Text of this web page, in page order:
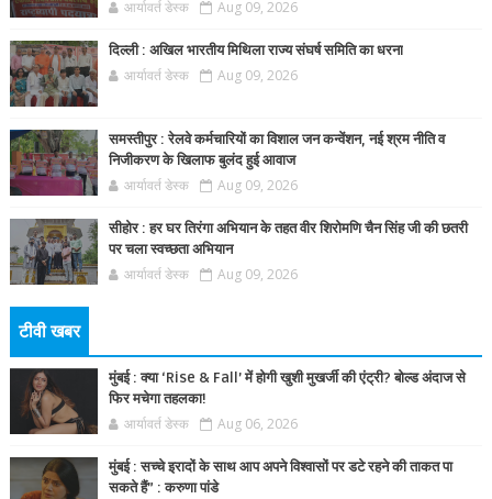
आर्यावर्त डेस्क Aug 09, 2026
दिल्ली : अखिल भारतीय मिथिला राज्य संघर्ष समिति का धरना
आर्यावर्त डेस्क Aug 09, 2026
समस्तीपुर : रेलवे कर्मचारियों का विशाल जन कन्वेंशन, नई श्रम नीति व
निजीकरण के खिलाफ बुलंद हुई आवाज
आर्यावर्त डेस्क Aug 09, 2026
सीहोर : हर घर तिरंगा अभियान के तहत वीर शिरोमणि चैन सिंह जी की छतरी
पर चला स्वच्छता अभियान
आर्यावर्त डेस्क Aug 09, 2026
टीवी खबर
मुंबई : क्या ‘Rise & Fall’ में होगी खुशी मुखर्जी की एंट्री? बोल्ड अंदाज से
फिर मचेगा तहलका!
आर्यावर्त डेस्क Aug 06, 2026
मुंबई : सच्चे इरादों के साथ आप अपने विश्वासों पर डटे रहने की ताकत पा
सकते हैं” : करुणा पांडे